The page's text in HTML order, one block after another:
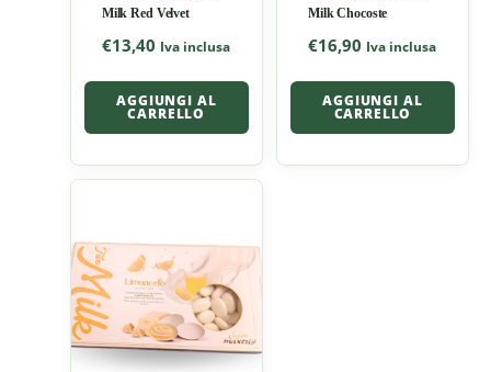
Milk Red Velvet
€13,40 Iva inclusa
AGGIUNGI AL
CARRELLO
Milk Chocoste
€16,90 Iva inclusa
AGGIUNGI AL
CARRELLO